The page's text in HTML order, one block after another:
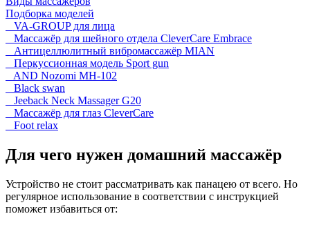
Подборка моделей
VA-GROUP для лица
Массажёр для шейного отдела CleverCare Embrace
Антицеллюлитный вибромассажёр MIAN
Перкуссионная модель Sport gun
AND Nozomi MH-102
Black swan
Jeeback Neck Massager G20
Массажёр для глаз CleverCare
Foot relax
Для чего нужен домашний массажёр
Устройство не стоит рассматривать как панацею от всего. Но
регулярное использование в соответствии с инструкцией
поможет избавиться от: